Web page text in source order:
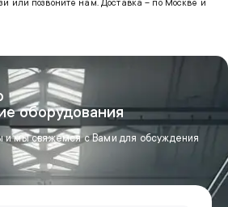
или позвоните нам. Доставка – по Москве и
оборудования
и мы свяжемся с Вами для обсуждения